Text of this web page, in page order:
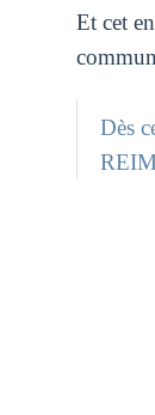
Et cet
Dès